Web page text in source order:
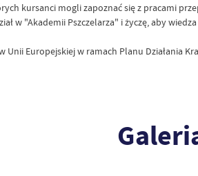
kursanci mogli zapoznać się z pracami
w "Akademii Pszczelarza" i życzę, aby
Europejskiej w ramach Planu Działania